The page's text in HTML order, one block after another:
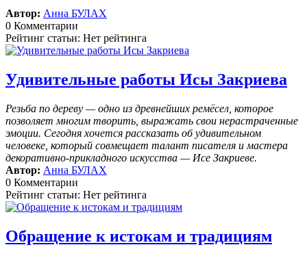
Автор: Анна БУЛАХ
0 Комментарии
Рейтинг статьи: Нет рейтинга
Удивительные работы Исы Закриева
Резьба по дереву — одно из древнейших ремёсел, которое
позволяет многим творить, выражать свои нерастраченные
эмоции. Сегодня хочется рассказать об удивительном
человеке, который совмещает талант писателя и мастера
декоративно-прикладного искусства — Исе Закриеве.
Автор: Анна БУЛАХ
0 Комментарии
Рейтинг статьи: Нет рейтинга
Обращение к истокам и традициям